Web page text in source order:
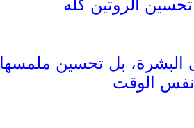
البشرة، بل تحسين ملمسها